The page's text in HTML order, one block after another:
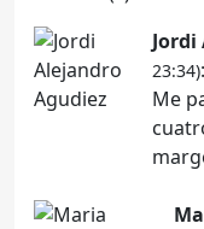
23:34):
Me